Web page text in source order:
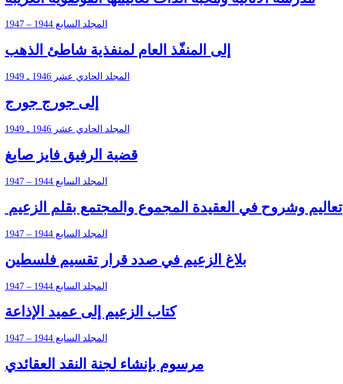
المجلد السابع 1944 – 1947
إلى المنفّذ العام لمنفذية شاطئ الذهب
المجلد الحادي عشر 1946 ـ 1949
إلى جورج جورج
المجلد الحادي عشر 1946 ـ 1949
قضية الرفيق فايز صايغ
المجلد السابع 1944 – 1947
تعاليم وشروح في العقيدة المجموع والمجتمع بقلم الزعيم
المجلد السابع 1944 – 1947
بلاغ الزعيم في صدد قرار تقسيم فلسطين
المجلد السابع 1944 – 1947
كتاب الزعيم إلى عميد الإذاعة
المجلد السابع 1944 – 1947
مرسوم بإنشاء لجنة النقد العقائدي